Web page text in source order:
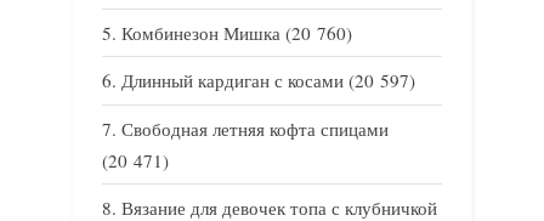
Комбинезон Мишка (20 760)
Длинный кардиган с косами (20 597)
Свободная летняя кофта спицами
(20 471)
Вязание для девочек топа с клубничкой